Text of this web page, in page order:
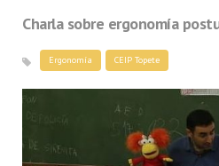
Charla sobre ergonomía
Ergonomía CEIP Topete